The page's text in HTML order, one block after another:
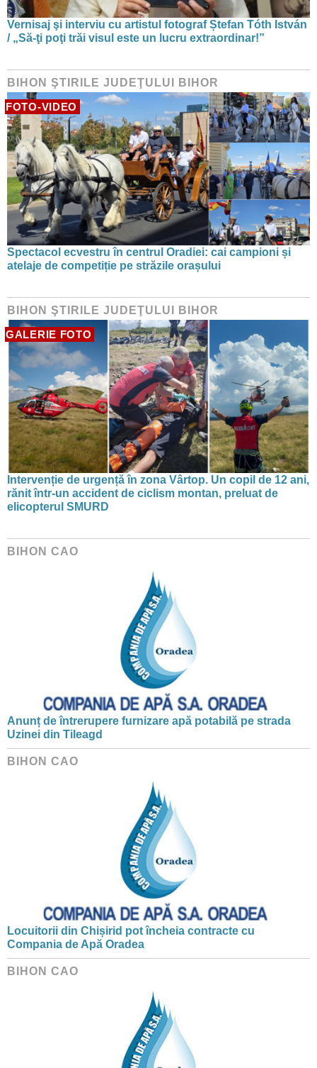
Vernisaj şi interviu cu artistul fotograf Ștefan Tóth István
/ „Să-ţi poţi trăi visul este un lucru extraordinar!”
BIHON ŞTIRILE JUDEŢULUI BIHOR
FOTO-VIDEO
Spectacol ecvestru în centrul Oradiei: cai campioni și
atelaje de competiție pe străzile orașului
BIHON ŞTIRILE JUDEŢULUI BIHOR
GALERIE FOTO
Intervenție de urgență în zona Vârtop. Un copil de 12 ani,
rănit într-un accident de ciclism montan, preluat de
elicopterul SMURD
BIHON CAO
Anunț de întrerupere furnizare apă potabilă pe strada
Uzinei din Tileagd
BIHON CAO
Locuitorii din Chișirid pot încheia contracte cu
Compania de Apă Oradea
BIHON CAO